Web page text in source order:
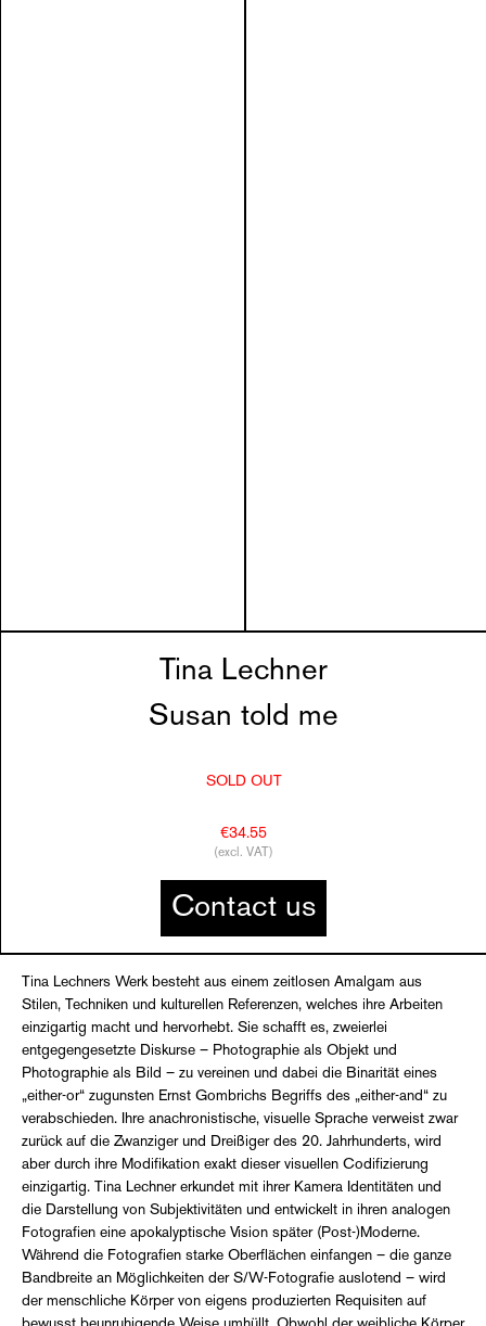
Tina Lechner
Susan told me
SOLD OUT
€34.55
(excl. VAT)
Contact us
Tina Lechners Werk besteht aus einem zeitlosen Amalgam aus
Stilen, Techniken und kulturellen Referenzen, welches ihre Arbeiten
einzigartig macht und hervorhebt. Sie schafft es, zweierlei
entgegengesetzte Diskurse – Photographie als Objekt und
Photographie als Bild – zu vereinen und dabei die Binarität eines
„either-or“ zugunsten Ernst Gombrichs Begriffs des „either-and“ zu
verabschieden. Ihre anachronistische, visuelle Sprache verweist zwar
zurück auf die Zwanziger und Dreißiger des 20. Jahrhunderts, wird
aber durch ihre Modifikation exakt dieser visuellen Codifizierung
einzigartig. Tina Lechner erkundet mit ihrer Kamera Identitäten und
die Darstellung von Subjektivitäten und entwickelt in ihren analogen
Fotografien eine apokalyptische Vision später (Post-)Moderne.
Während die Fotografien starke Oberflächen einfangen – die ganze
Bandbreite an Möglichkeiten der S/W-Fotografie auslotend – wird
der menschliche Körper von eigens produzierten Requisiten auf